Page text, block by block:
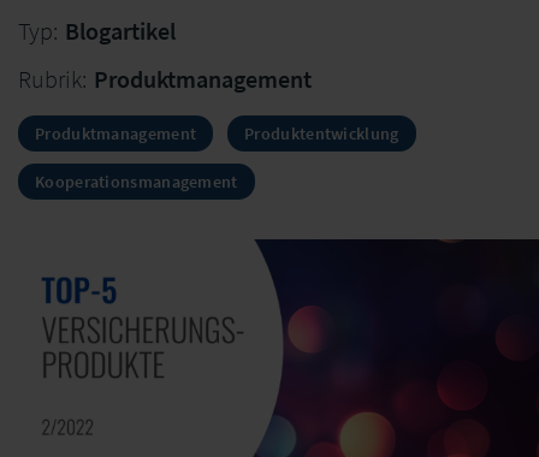
Typ: Blogartikel
Rubrik: Produktmanagement
Produktmanagement Produktentwicklung
Kooperationsmanagement